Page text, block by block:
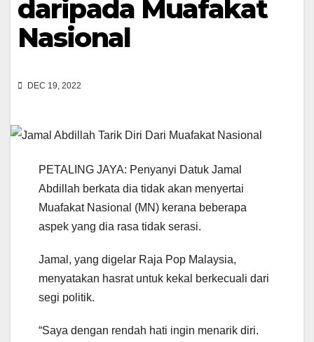
daripada Muafakat
Nasional
DEC 19, 2022
PETALING JAYA: Penyanyi Datuk Jamal
Abdillah berkata dia tidak akan menyertai
Muafakat Nasional (MN) kerana beberapa
aspek yang dia rasa tidak serasi.
Jamal, yang digelar Raja Pop Malaysia,
menyatakan hasrat untuk kekal berkecuali dari
segi politik.
“Saya dengan rendah hati ingin menarik diri.